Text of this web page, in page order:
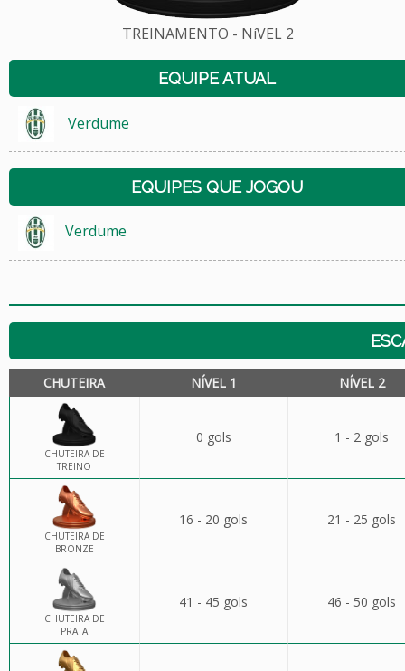
TREINAMENTO - NíVEL 2
EQUIPE ATUAL
Verdume
EQUIPES QUE JOGOU
Verdume
CHUTEIRA NÍVEL 1 NÍVEL 2
CHUTEIRA DE
TREINO
0 gols 1 - 2 gols
CHUTEIRA DE
BRONZE
16 - 20 gols 21 - 25 gols
CHUTEIRA DE
PRATA
41 - 45 gols 46 - 50 gols